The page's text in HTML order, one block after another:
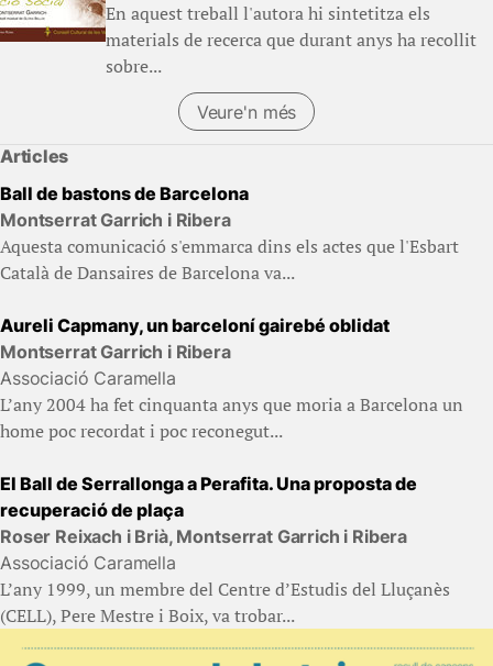
En aquest treball l'autora hi sintetitza els
materials de recerca que durant anys ha recollit
sobre...
Veure'n més
Articles
Ball de bastons de Barcelona
Montserrat Garrich i Ribera
Aquesta comunicació s'emmarca dins els actes que l'Esbart
Català de Dansaires de Barcelona va...
Aureli Capmany, un barceloní gairebé oblidat
Montserrat Garrich i Ribera
Associació Caramella
L’any 2004 ha fet cinquanta anys que moria a Barcelona un
home poc recordat i poc reconegut...
El Ball de Serrallonga a Perafita. Una proposta de
recuperació de plaça
Roser Reixach i Brià, Montserrat Garrich i Ribera
Associació Caramella
L’any 1999, un membre del Centre d’Estudis del Lluçanès
(CELL), Pere Mestre i Boix, va trobar...